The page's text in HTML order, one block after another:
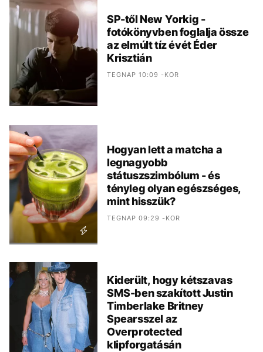
SP-től New Yorkig -
fotókönyvben foglalja össze
az elmúlt tíz évét Éder
Krisztián
TEGNAP 10:09 -KOR
Hogyan lett a matcha a
legnagyobb
státuszszimbólum - és
tényleg olyan egészséges,
mint hisszük?
TEGNAP 09:29 -KOR
Kiderült, hogy kétszavas
SMS-ben szakított Justin
Timberlake Britney
Spearsszel az
Overprotected
klipforgatásán